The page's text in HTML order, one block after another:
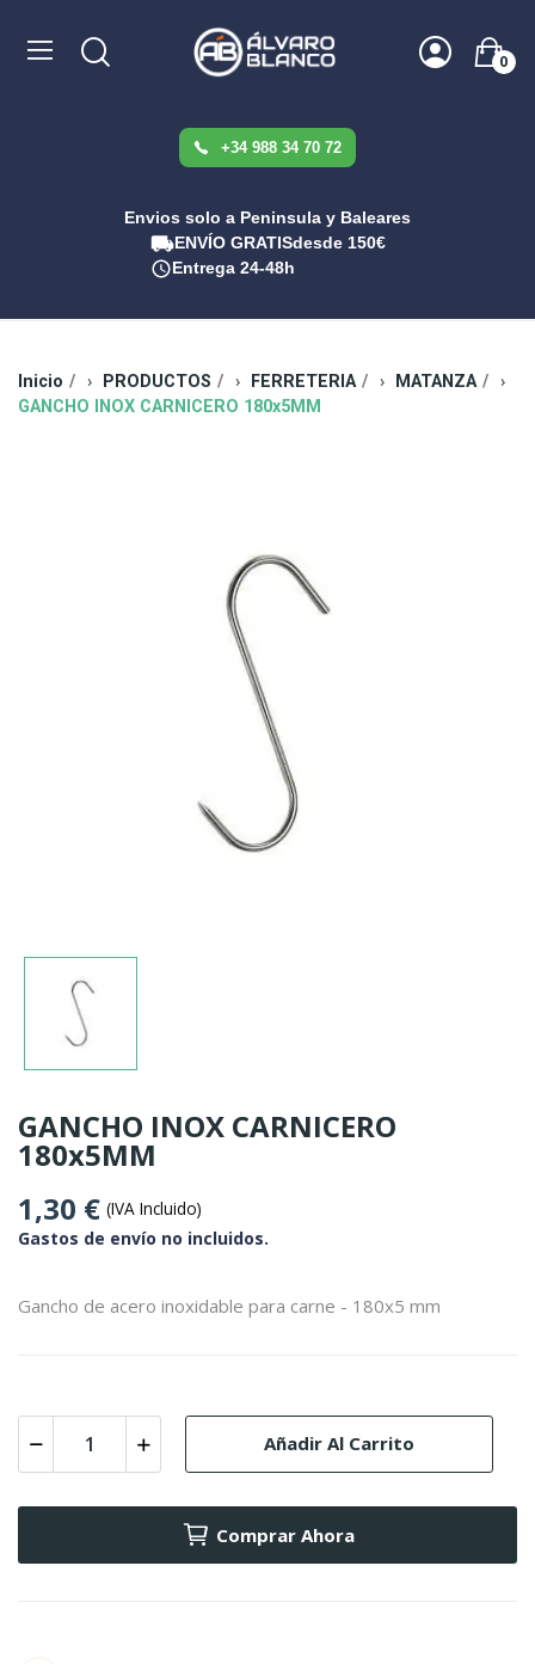
0
+34 988 34 70 72
Envios solo a Peninsula y Baleares
ENVÍO GRATISdesde 150€
Entrega 24-48h
Inicio PRODUCTOS FERRETERIA
MATANZA
GANCHO INOX CARNICERO 180x5MM
GANCHO INOX CARNICERO
180x5MM
1,30 € (IVA Incluido)
Gastos de envío no incluidos.
Gancho de acero inoxidable para carne - 180x5 mm
Añadir Al Carrito
Comprar Ahora